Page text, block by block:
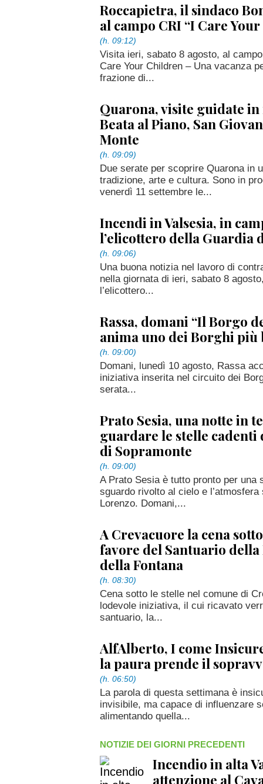
Roccapietra, il sindaco
al campo CRI “I Care
(h. 09:12)
Visita ieri, sabato 8 agosto, al
Care Your Children – Una vacanza
frazione di...
Quarona, visite guidate
Beata al Piano, San
Monte
(h. 09:09)
Due serate per scoprire Quarona in
tradizione, arte e cultura. Sono in
venerdì 11 settembre le...
Incendi in Valsesia, in
l’elicottero della Guardia
(h. 09:06)
Una buona notizia nel lavoro di
nella giornata di ieri, sabato 8
l’elicottero...
Rassa, domani “Il Borgo
anima uno dei Borghi più
(h. 09:00)
Domani, lunedì 10 agosto, Rassa
iniziativa inserita nel circuito dei
serata...
Prato Sesia, una notte in
guardare le stelle cadenti
di Sopramonte
(h. 09:00)
A Prato Sesia è tutto pronto per una
sguardo rivolto al cielo e
Lorenzo. Domani,...
A Crevacuore la cena
favore del Santuario della
della Fontana
(h. 08:30)
Cena sotto le stelle nel comune di
lodevole iniziativa, il cui ricavato
santuario, la...
AlfAlberto, I come
la paura prende il
(h. 06:50)
La parola di questa settimana è
invisibile, ma capace di influenzare
alimentando quella...
NOTIZIE DEI GIORNI PRECEDENTI
Incendio in alta
attenzione al